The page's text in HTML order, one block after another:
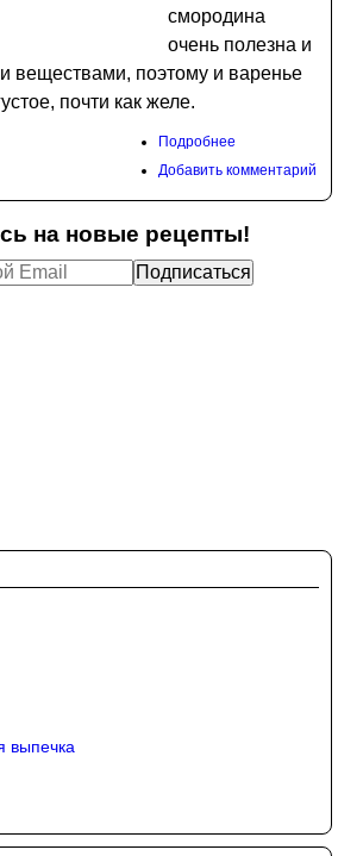
смородина
очень полезна и
веществами, поэтому и варенье
почти как желе.
Подробнее
Добавить комментарий
на новые рецепты!
выпечка